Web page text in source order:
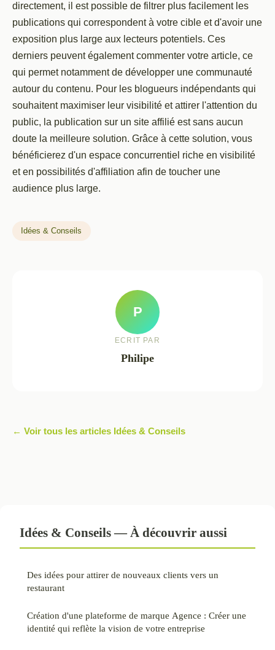
directement, il est possible de filtrer plus facilement les
publications qui correspondent à votre cible et d'avoir une
exposition plus large aux lecteurs potentiels. Ces
derniers peuvent également commenter votre article, ce
qui permet notamment de développer une communauté
autour du contenu. Pour les blogueurs indépendants qui
souhaitent maximiser leur visibilité et attirer l'attention du
public, la publication sur un site affilié est sans aucun
doute la meilleure solution. Grâce à cette solution, vous
bénéficierez d'un espace concurrentiel riche en visibilité
et en possibilités d'affiliation afin de toucher une
audience plus large.
Idées & Conseils
P
ECRIT PAR
Philipe
← Voir tous les articles Idées & Conseils
Idées & Conseils — À découvrir aussi
Des idées pour attirer de nouveaux clients vers un
restaurant
Création d'une plateforme de marque Agence : Créer une
identité qui reflète la vision de votre entreprise